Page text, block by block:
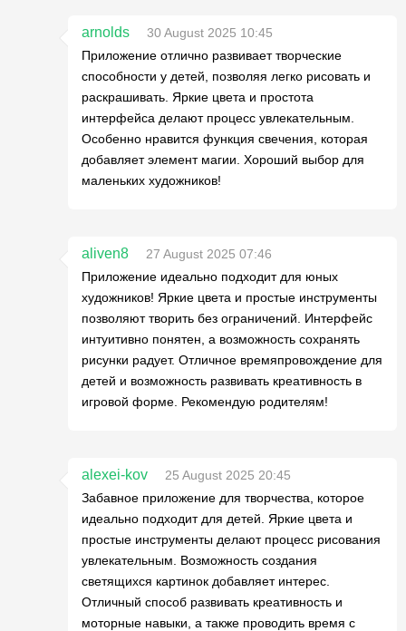
arnolds
30 August 2025 10:45
Приложение отлично развивает творческие
способности у детей, позволяя легко рисовать и
раскрашивать. Яркие цвета и простота
интерфейса делают процесс увлекательным.
Особенно нравится функция свечения, которая
добавляет элемент магии. Хороший выбор для
маленьких художников!
aliven8
27 August 2025 07:46
Приложение идеально подходит для юных
художников! Яркие цвета и простые инструменты
позволяют творить без ограничений. Интерфейс
интуитивно понятен, а возможность сохранять
рисунки радует. Отличное времяпровождение для
детей и возможность развивать креативность в
игровой форме. Рекомендую родителям!
alexei-kov
25 August 2025 20:45
Забавное приложение для творчества, которое
идеально подходит для детей. Яркие цвета и
простые инструменты делают процесс рисования
увлекательным. Возможность создания
светящихся картинок добавляет интерес.
Отличный способ развивать креативность и
моторные навыки, а также проводить время с